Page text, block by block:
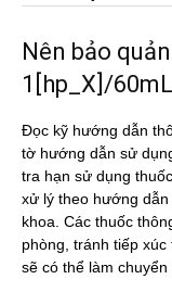
Nên bảo
1[hp_X]/
Đọc kỹ hướng dẫn
tờ hướng dẫn sử
tra hạn sử dụng
xử lý theo hướng
khoa. Các thuốc
phòng, tránh tiếp
sẽ có thể làm